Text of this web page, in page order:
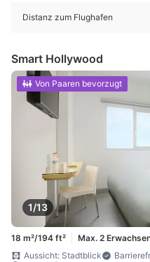
Distanz zum Flughafen
Smart Hollywood
1/13
Von Paaren bevorzugt
18 m²/194 ft² Max. 2
Aussicht: Stadtblick